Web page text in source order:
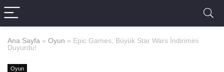
Ana Sayfa » Oyun » Epic Games, Büyük Star Wars İndirimini
Duyurdu!
Oyun